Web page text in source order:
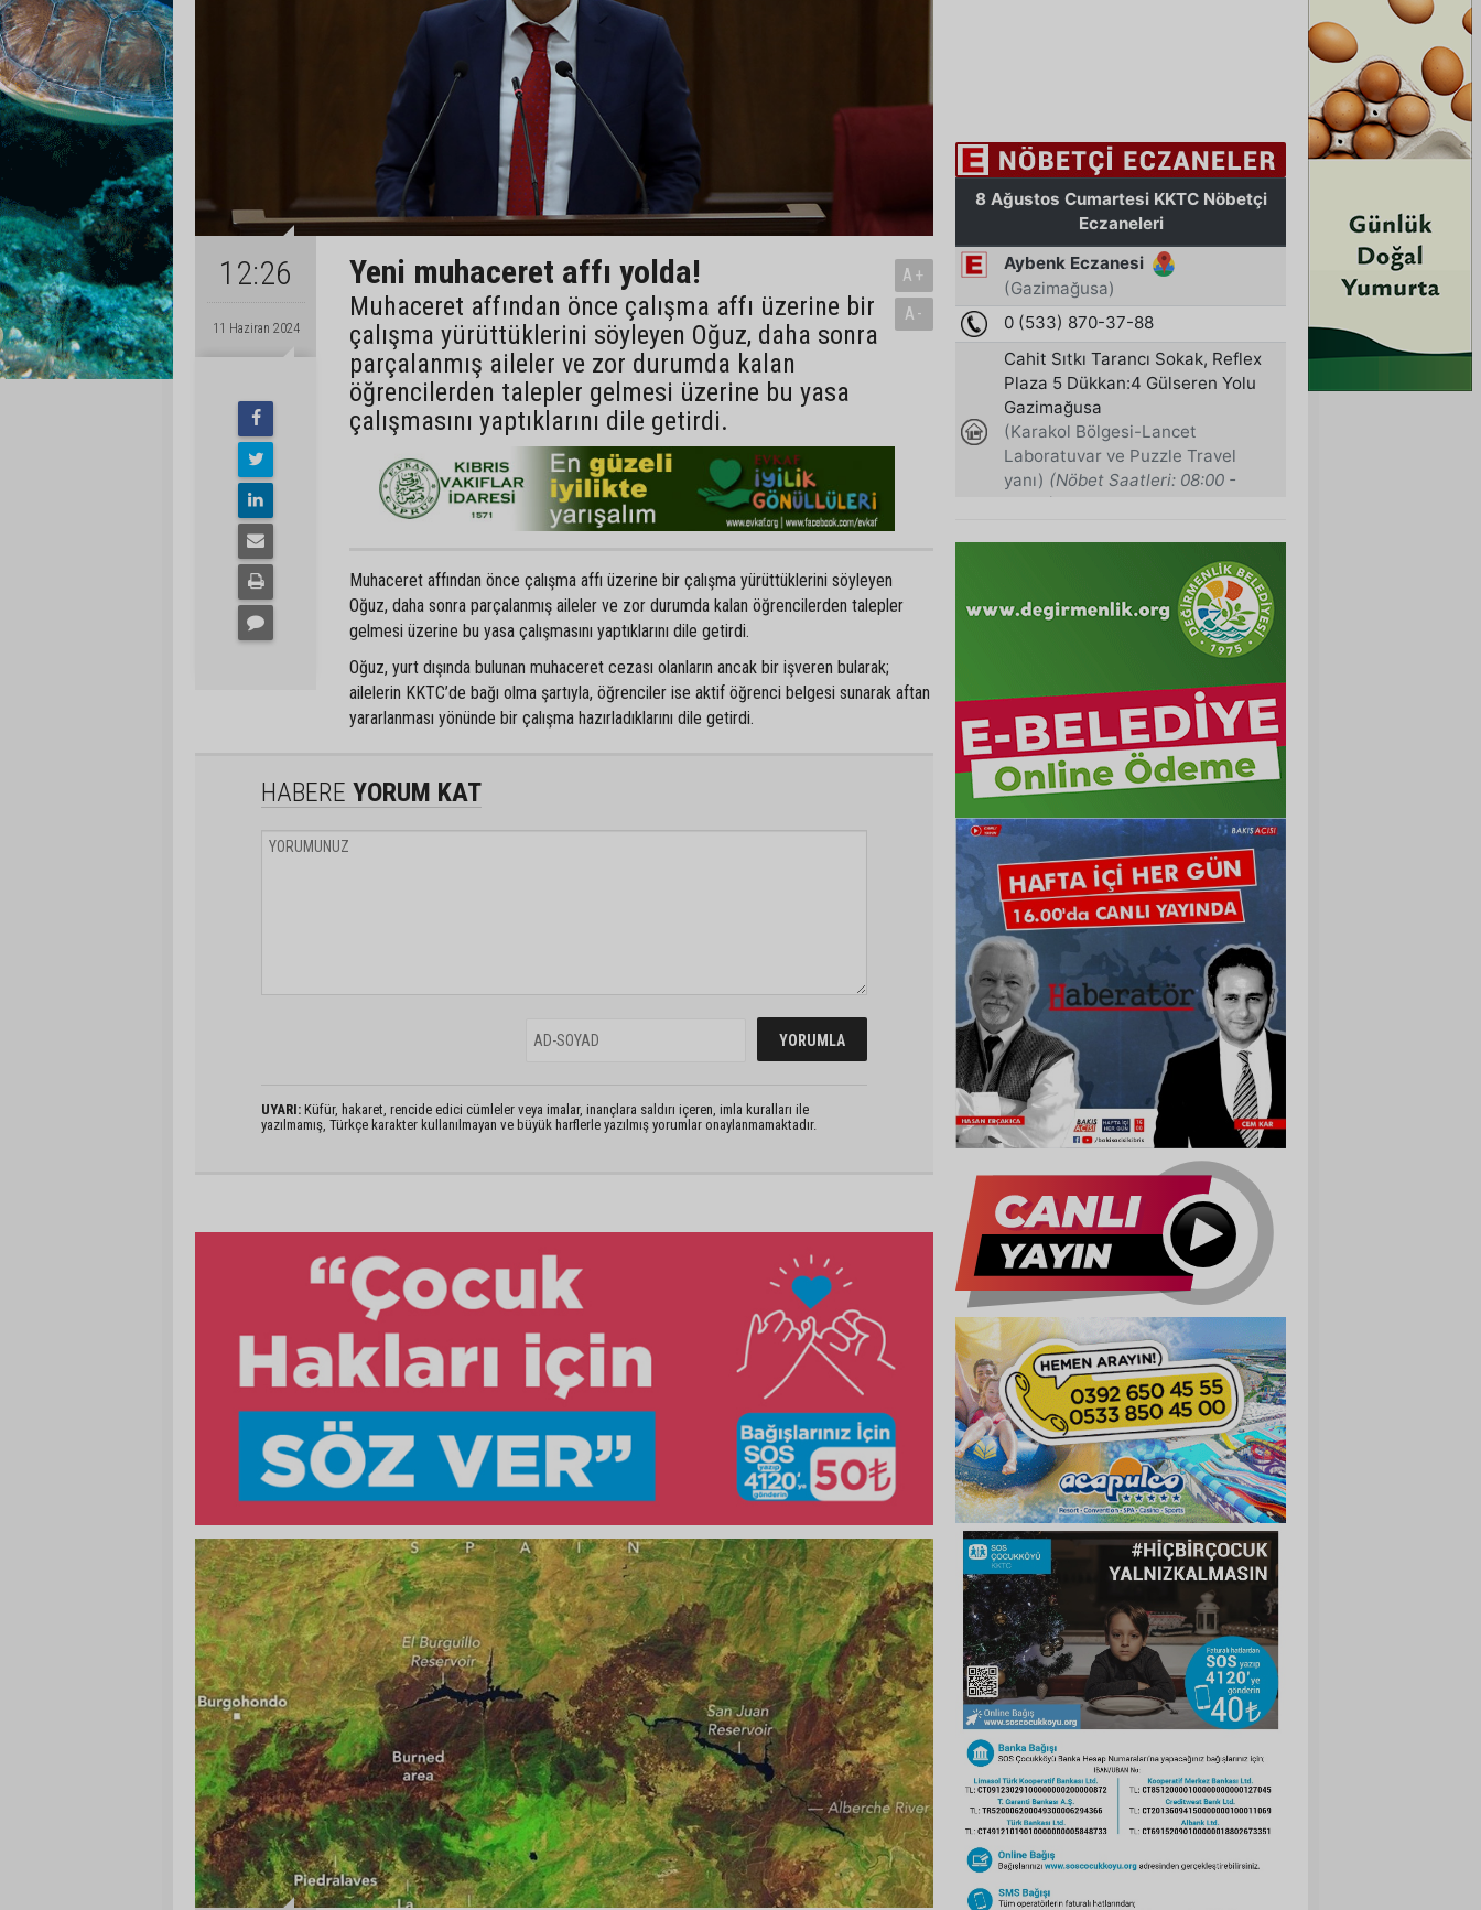
12:26
11 Haziran 2024
Yeni muhaceret affı yolda!
Muhaceret affından önce çalışma affı üzerine bir
çalışma yürüttüklerini söyleyen Oğuz, daha sonra
parçalanmış aileler ve zor durumda kalan
öğrencilerden talepler gelmesi üzerine bu yasa
çalışmasını yaptıklarını dile getirdi.
A+
A-
Muhaceret affından önce çalışma affı üzerine bir çalışma yürüttüklerini söyleyen
Oğuz, daha sonra parçalanmış aileler ve zor durumda kalan öğrencilerden talepler
gelmesi üzerine bu yasa çalışmasını yaptıklarını dile getirdi.
Oğuz, yurt dışında bulunan muhaceret cezası olanların ancak bir işveren bularak;
ailelerin KKTC’de bağı olma şartıyla, öğrenciler ise aktif öğrenci belgesi sunarak aftan
yararlanması yönünde bir çalışma hazırladıklarını dile getirdi.
HABERE YORUM KAT
UYARI: Küfür, hakaret, rencide edici cümleler veya imalar, inançlara saldırı içeren, imla kuralları ile
yazılmamış, Türkçe karakter kullanılmayan ve büyük harflerle yazılmış yorumlar onaylanmamaktadır.